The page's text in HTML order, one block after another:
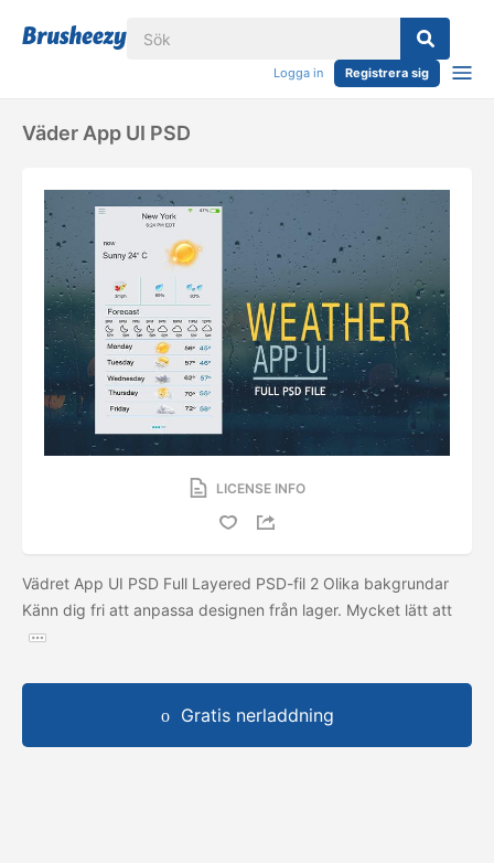
Logga in Registrera sig
Väder App UI PSD
LICENSE INFO
Vädret App UI PSD Full Layered PSD-fil 2 Olika bakgrundar
Känn dig fri att anpassa designen från lager. Mycket lätt att
Gratis nerladdning